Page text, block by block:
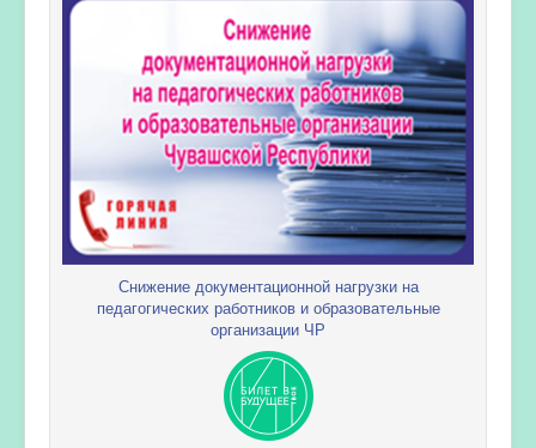
Снижение документационной нагрузки на
педагогических работников и образовательные
организации ЧР